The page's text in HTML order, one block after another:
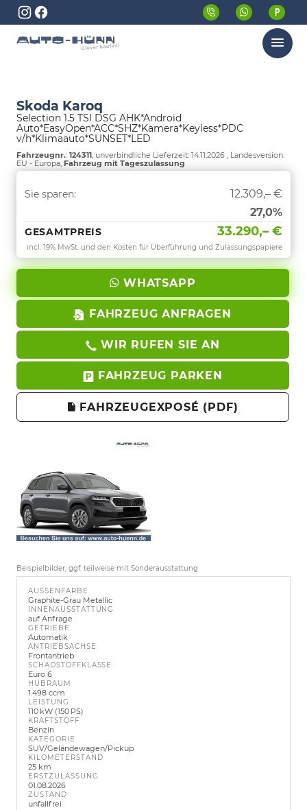
Menü
Skoda Karoq
Selection 1.5 TSI DSG AHK*Android
Auto*EasyOpen*ACC*SHZ*Kamera*Keyless*PDC
v/h*Klimaauto*SUNSET*LED
Fahrzeugnr.: 124311, unverbindliche Lieferzeit: 14.11.2026 , Landesversion:
EU - Europa, Fahrzeug mit Tageszulassung
Sie sparen:
12.309,– €
27,0%
GESAMTPREIS 33.290,– €
incl. 19% MwSt. und den Kosten für Überführung und Zulassungspapiere
WHATSAPP
FAHRZEUG ANFRAGEN
WIR RUFEN SIE AN
FAHRZEUG PARKEN
FAHRZEUGEXPOSÉ (PDF)
Beispielbilder, ggf. teilweise mit Sonderausstattung
AUSSENFARBE
Graphite-Grau Metallic
INNENAUSSTATTUNG
auf Anfrage
GETRIEBE
Automatik
ANTRIEBSACHSE
Frontantrieb
SCHADSTOFFKLASSE
Euro 6
HUBRAUM
1.498 ccm
LEISTUNG
110 kW (150 PS)
KRAFTSTOFF
Benzin
KATEGORIE
SUV/Geländewagen/Pickup
KILOMETERSTAND
25 km
ERSTZULASSUNG
01.08.2026
ZUSTAND
unfallfrei